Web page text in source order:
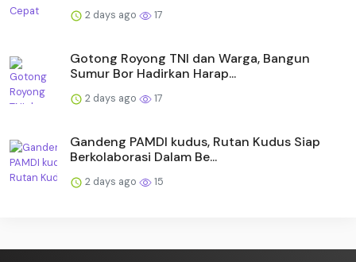
2 days ago 17
Gotong Royong TNI dan Warga, Bangun
Sumur Bor Hadirkan Harap...
2 days ago 17
Gandeng PAMDI kudus, Rutan Kudus Siap
Berkolaborasi Dalam Be...
2 days ago 15